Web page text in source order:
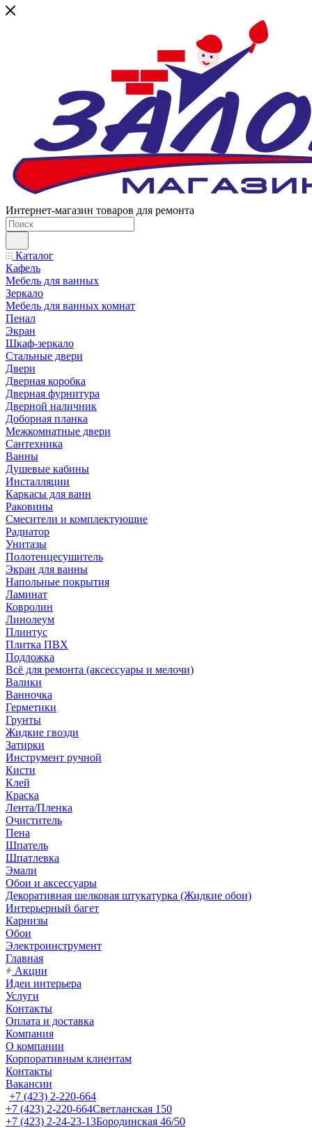
Интернет-магазин товаров для ремонта
Каталог
Кафель
Мебель для ванных
Зеркало
Мебель для ванных комнат
Пенал
Экран
Шкаф-зеркало
Стальные двери
Двери
Дверная коробка
Дверная фурнитура
Дверной наличник
Доборная планка
Межкомнатные двери
Сантехника
Ванны
Душевые кабины
Инсталляции
Каркасы для ванн
Раковины
Смесители и комплектующие
Радиатор
Унитазы
Полотенцесушитель
Экран для ванны
Напольные покрытия
Ламинат
Ковролин
Линолеум
Плинтус
Плитка ПВХ
Подложка
Всё для ремонта (аксессуары и мелочи)
Валики
Ванночка
Герметики
Грунты
Жидкие гвозди
Затирки
Инструмент ручной
Кисти
Клей
Краска
Лента/Пленка
Очиститель
Пена
Шпатель
Шпатлевка
Эмали
Обои и аксессуары
Декоративная шелковая штукатурка (Жидкие обои)
Интерьерный багет
Карнизы
Обои
Электроинструмент
Главная
Акции
Идеи интерьера
Услуги
Контакты
Оплата и доставка
Компания
О компании
Корпоративным клиентам
Контакты
Вакансии
+7 (423) 2-220-664
+7 (423) 2-220-664Светланская 150
+7 (423) 2-24-23-13Бородинская 46/50